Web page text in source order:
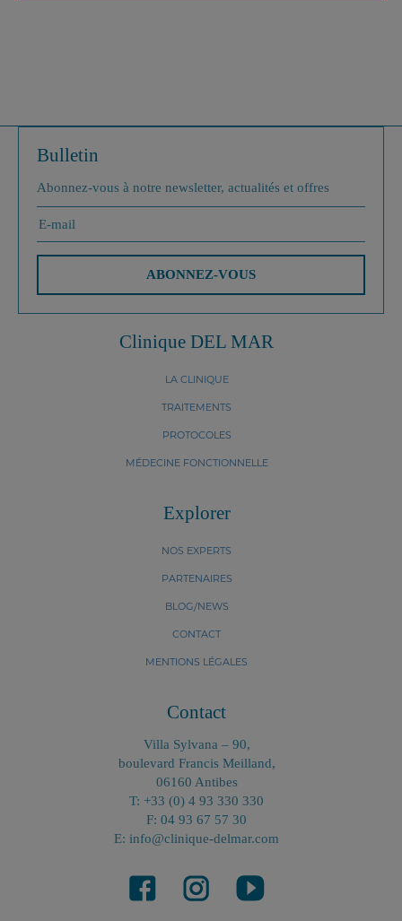
Clinique DEL MAR
LA CLINIQUE
TRAITEMENTS
PROTOCOLES
MÉDECINE FONCTIONNELLE
Explorer
NOS EXPERTS
PARTENAIRES
BLOG/NEWS
CONTACT
MENTIONS LÉGALES
Contact
Villa Sylvana – 90,
boulevard Francis Meilland,
06160 Antibes
T: +33 (0) 4 93 330 330
F: 04 93 67 57 30
E: info@clinique-delmar.com
Bulletin
Abonnez-vous à notre newsletter, actualités et offres
ABONNEZ-VOUS